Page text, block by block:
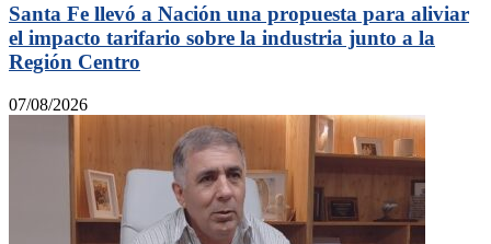
Santa Fe llevó a Nación una propuesta para aliviar
el impacto tarifario sobre la industria junto a la
Región Centro
07/08/2026